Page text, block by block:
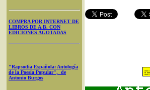
COMPRA POR INTERNET DE
LIBROS DE A.B. CON
EDICIONES AGOTADAS
"Rapsodia Española: Antología
de la Poesía Popular", de
Antonio Burgos